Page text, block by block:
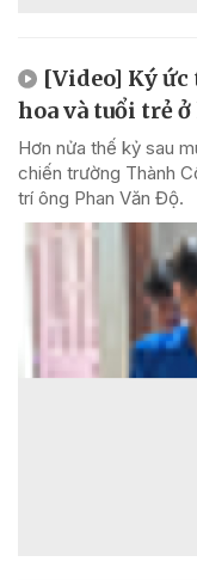
[Video] Ký ức
hoa và tuổi trẻ
Hơn nửa thế kỷ sau
chiến trường Thành
trí ông Phan Văn Độ.